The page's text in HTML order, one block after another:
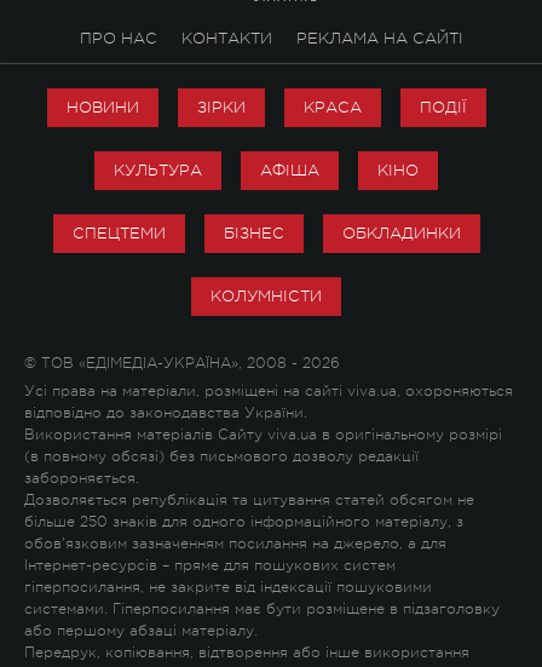
ПРО НАС КОНТАКТИ РЕКЛАМА НА САЙТІ
НОВИНИ ЗІРКИ КРАСА ПОДІЇ
КУЛЬТУРА АФІША КІНО
СПЕЦТЕМИ БІЗНЕС ОБКЛАДИНКИ
КОЛУМНІСТИ
© ТОВ «ЕДІМЕДІА-УКРАЇНА», 2008 - 2026
Усі права на матеріали, розміщені на сайті viva.ua, охороняються
відповідно до законодавства України.
Використання матеріалів Сайту viva.ua в оригінальному розмірі
(в повному обсязі) без письмового дозволу редакції
забороняється.
Дозволяється републікація та цитування статей обсягом не
більше 250 знаків для одного інформаційного матеріалу, з
обов'язковим зазначенням посилання на джерело, а для
Інтернет-ресурсів – пряме для пошукових систем
гіперпосилання, не закрите від індексації пошуковими
системами. Гіперпосилання має бути розміщене в підзаголовку
або першому абзаці матеріалу.
Передрук, копіювання, відтворення або інше використання